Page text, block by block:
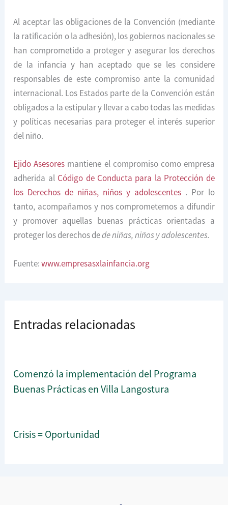
Al aceptar las obligaciones de la Convención (mediante
la ratificación o la adhesión), los gobiernos nacionales se
han comprometido a proteger y asegurar los derechos
de la infancia y han aceptado que se les considere
responsables de este compromiso ante la comunidad
internacional. Los Estados parte de la Convención están
obligados a la estipular y llevar a cabo todas las medidas
y políticas necesarias para proteger el interés superior
del niño.
Ejido Asesores mantiene el compromiso como empresa
adherida al Código de Conducta para la Protección de
los Derechos de niñas, niños y adolescentes. Por lo
tanto, acompañamos y nos comprometemos a difundir
y promover aquellas buenas prácticas orientadas a
proteger los derechos dede niñas, niños y adolescentes.
Fuente:www.empresasxlainfancia.org
Entradas relacionadas
Comenzó la implementación del Programa
Buenas Prácticas en Villa Langostura
Crisis = Oportunidad